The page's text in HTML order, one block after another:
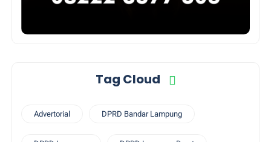
Tag Cloud
Advertorial DPRD Bandar Lampung